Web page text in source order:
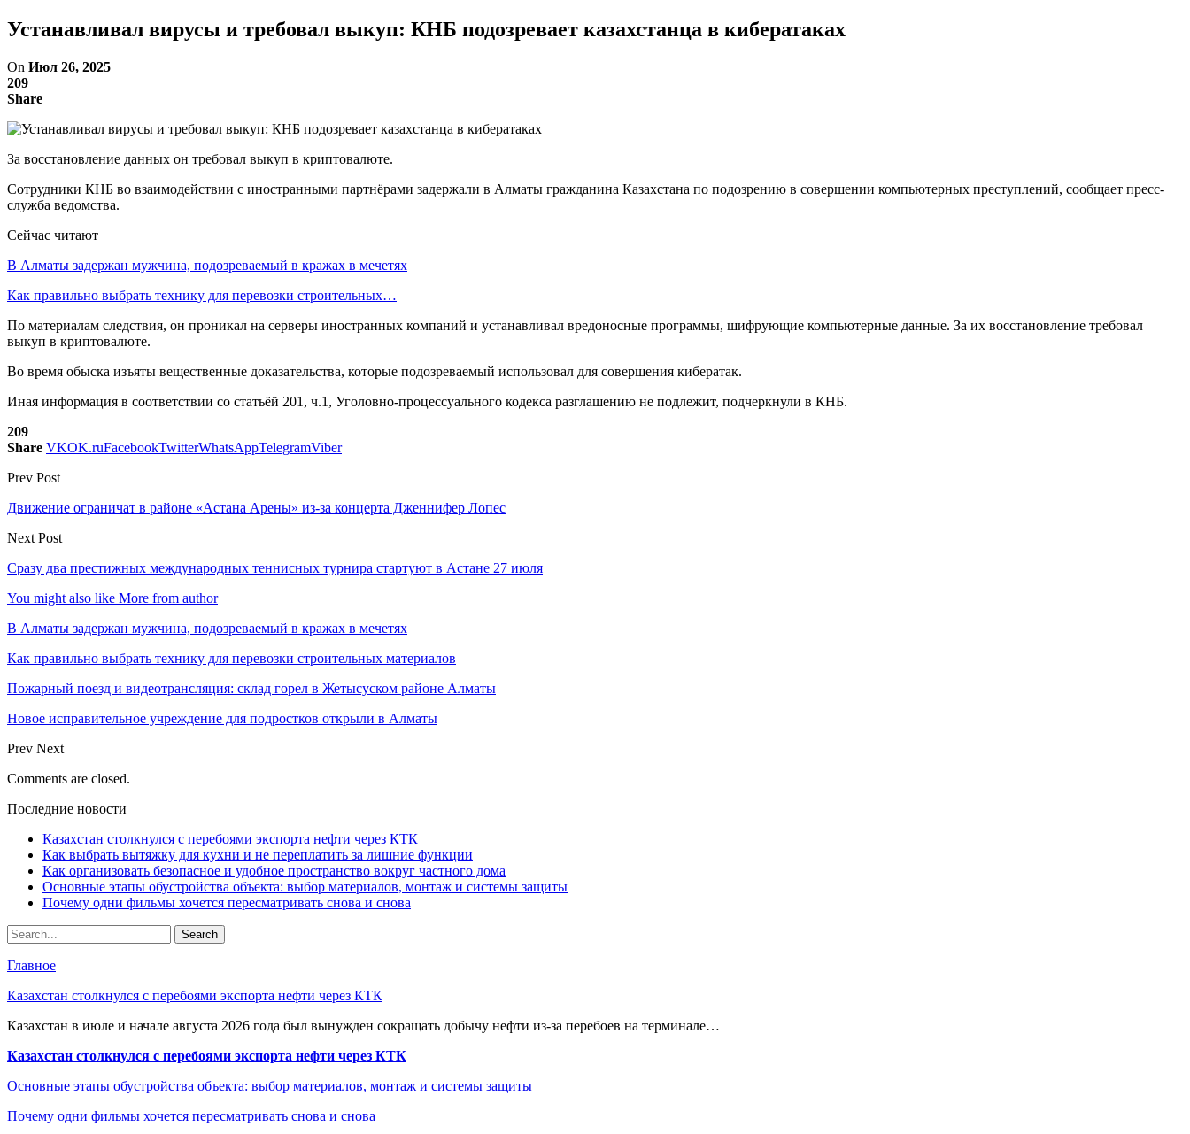
Устанавливал вирусы и требовал выкуп: КНБ подозревает казахстанца в кибератаках
On Июл 26, 2025
209
Share
За восстановление данных он требовал выкуп в криптовалюте.
Сотрудники КНБ во взаимодействии с иностранными партнёрами задержали в Алматы гражданина Казахстана по подозрению в совершении компьютерных преступлений, сообщает пресс-
служба ведомства.
Сейчас читают
В Алматы задержан мужчина, подозреваемый в кражах в мечетях
Как правильно выбрать технику для перевозки строительных…
По материалам следствия, он проникал на серверы иностранных компаний и устанавливал вредоносные программы, шифрующие компьютерные данные. За их восстановление требовал
выкуп в криптовалюте.
Во время обыска изъяты вещественные доказательства, которые подозреваемый использовал для совершения кибератак.
Иная информация в соответствии со статьёй 201, ч.1, Уголовно-процессуального кодекса разглашению не подлежит, подчеркнули в КНБ.
209
Share VKOK.ruFacebookTwitterWhatsAppTelegramViber
Prev Post
Движение ограничат в районе «Астана Арены» из-за концерта Дженнифер Лопес
Next Post
Сразу два престижных международных теннисных турнира стартуют в Астане 27 июля
You might also like More from author
В Алматы задержан мужчина, подозреваемый в кражах в мечетях
Как правильно выбрать технику для перевозки строительных материалов
Пожарный поезд и видеотрансляция: склад горел в Жетысуском районе Алматы
Новое исправительное учреждение для подростков открыли в Алматы
Prev Next
Comments are closed.
Последние новости
Казахстан столкнулся с перебоями экспорта нефти через КТК
Как выбрать вытяжку для кухни и не переплатить за лишние функции
Как организовать безопасное и удобное пространство вокруг частного дома
Основные этапы обустройства объекта: выбор материалов, монтаж и системы защиты
Почему одни фильмы хочется пересматривать снова и снова
Главное
Казахстан столкнулся с перебоями экспорта нефти через КТК
Казахстан в июле и начале августа 2026 года был вынужден сокращать добычу нефти из-за перебоев на терминале…
Казахстан столкнулся с перебоями экспорта нефти через КТК
Основные этапы обустройства объекта: выбор материалов, монтаж и системы защиты
Почему одни фильмы хочется пересматривать снова и снова